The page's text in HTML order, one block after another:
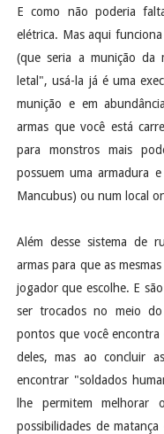
E como não poderia
elétrica. Mas aqui
(que seria a munição da
letal", usá-la já é uma
munição e em
armas que você está
para monstros mais
possuem uma armadura
Mancubus) ou num local
Além desse sistema de
armas para que as
jogador que escolhe. E
ser trocados no meio
pontos que você
deles, mas ao concluir
encontrar "soldados
lhe permitem melhorar
possibilidades de